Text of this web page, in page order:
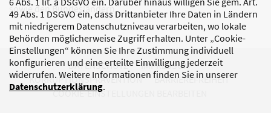
49 Abs. 1 DSGVO ein, dass Drittanbieter Ihre Daten in Ländern
mit niedrigerem Datenschutzniveau verarbeiten, wo lokale
Behörden möglicherweise Zugriff erhalten. Unter „Cookie-
Einstellungen“ können Sie Ihre Zustimmung individuell
konfigurieren und eine erteilte Einwilligung jederzeit
widerrufen. Weitere Informationen finden Sie in unserer
Datenschutzerklärung.
sowie den Bundesländern.
DATENSCHUTZ
IMPRESSUM
KORRUPTIONSPRÄVENTION
BARRIEREFREIHEIT
COOKIE-EINSTELLUNGEN BEARBEITEN